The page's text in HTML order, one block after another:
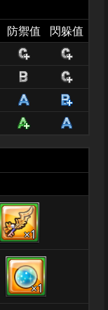
防禦值
閃躲值
×1
×1